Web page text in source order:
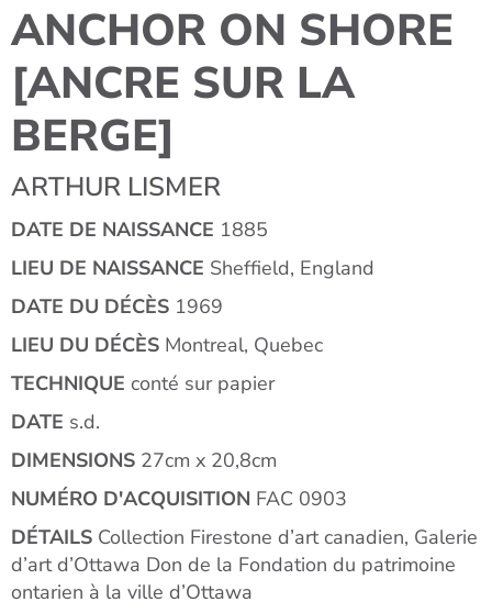
ANCHOR ON SHORE
[ANCRE SUR LA
BERGE]
ARTHUR LISMER
DATE DE NAISSANCE 1885
LIEU DE NAISSANCE Sheffield, England
DATE DU DÉCÈS 1969
LIEU DU DÉCÈS Montreal, Quebec
TECHNIQUE conté sur papier
DATE s.d.
DIMENSIONS 27cm x 20,8cm
NUMÉRO D'ACQUISITION FAC 0903
DÉTAILS Collection Firestone d’art canadien, Galerie
d’art d’Ottawa Don de la Fondation du patrimoine
ontarien à la ville d’Ottawa